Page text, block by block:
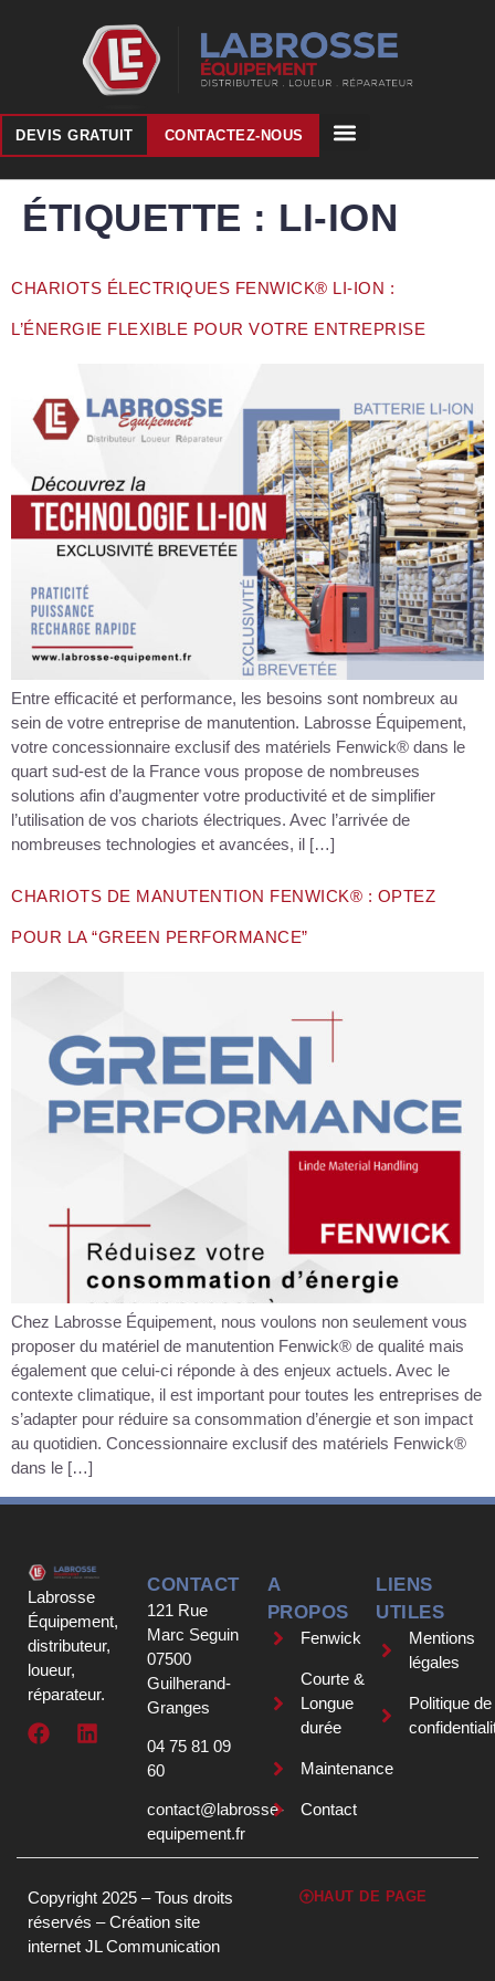
DEVIS GRATUIT CONTACTEZ-NOUS
ÉTIQUETTE : LI-ION
CHARIOTS ÉLECTRIQUES FENWICK® LI-ION :
L’ÉNERGIE FLEXIBLE POUR VOTRE ENTREPRISE
Entre efficacité et performance, les besoins sont nombreux au
sein de votre entreprise de manutention. Labrosse Équipement,
votre concessionnaire exclusif des matériels Fenwick® dans le
quart sud-est de la France vous propose de nombreuses
solutions afin d’augmenter votre productivité et de simplifier
l’utilisation de vos chariots électriques. Avec l’arrivée de
nombreuses technologies et avancées, il […]
CHARIOTS DE MANUTENTION FENWICK® : OPTEZ
POUR LA “GREEN PERFORMANCE”
Chez Labrosse Équipement, nous voulons non seulement vous
proposer du matériel de manutention Fenwick® de qualité mais
également que celui-ci réponde à des enjeux actuels. Avec le
contexte climatique, il est important pour toutes les entreprises de
s’adapter pour réduire sa consommation d’énergie et son impact
au quotidien. Concessionnaire exclusif des matériels Fenwick®
dans le […]
Labrosse
Équipement,
distributeur,
loueur,
réparateur.
CONTACT
121 Rue
Marc Seguin
07500
Guilherand-
Granges
04 75 81 09
60
contact@labrosse-
equipement.fr
A
PROPOS
Fenwick
Courte &
Longue
durée
Maintenance
Contact
LIENS
UTILES
Mentions
légales
Politique de
Copyright 2025 – Tous droits
réservés –Création site
internet JL Communication
HAUT DE PAGE